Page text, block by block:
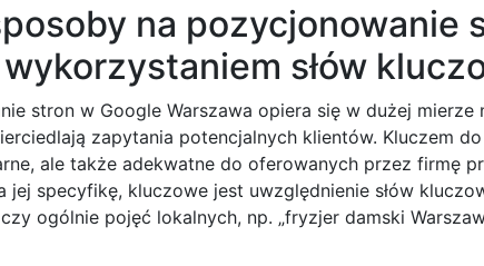
na pozycjonowanie
słów
stron w Google Warszawa opiera się w dużej
zapytania potencjalnych klientów. Kluczem
ale także adekwatne do oferowanych przez firmę
jej specyfikę, kluczowe jest uwzględnienie słów
ogólnie pojęć lokalnych, np. „fryzjer damski